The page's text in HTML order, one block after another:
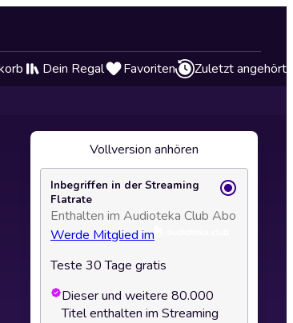
Dein Regal Favoriten Zuletzt angehört
Vollversion anhören
Inbegriffen in der Streaming
Flatrate
Enthalten im Audioteka Club Abo
Werde Mitglied im
Teste 30 Tage gratis
Dieser und weitere 80.000
Titel enthalten im Streaming